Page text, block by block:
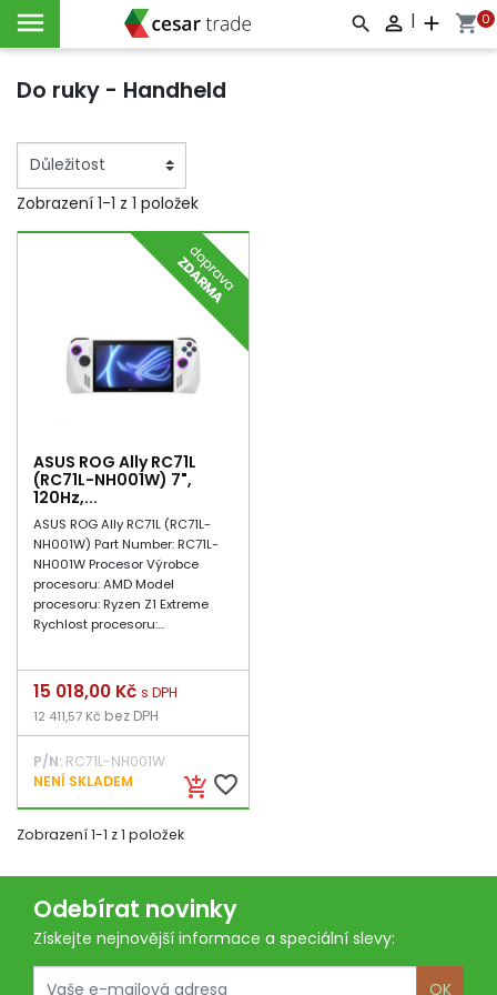
   | add shopping_cart0
Do ruky - Handheld
Zobrazení 1-1 z 1 položek
ASUS ROG Ally RC71L
(RC71L-NH001W) 7",
120Hz,...
ASUS ROG Ally RC71L (RC71L-
NH001W) Part Number: RC71L-
NH001W Procesor Výrobce
procesoru: AMD Model
procesoru: Ryzen Z1 Extreme
Rychlost procesoru:...
add_shopping_cart favorite_border
Cena
15 018,00 Kč s DPH
12 411,57 Kč bez DPH
P/N: RC71L-NH001W
NENÍ SKLADEM
Zobrazení 1-1 z 1 položek
Odebírat novinky
Získejte nejnovější informace a speciální slevy:
OK